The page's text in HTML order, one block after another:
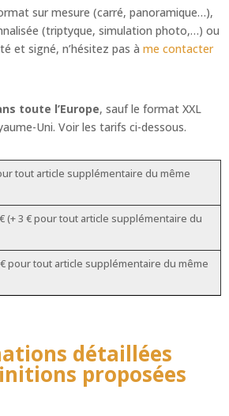
sur mesure (carré, panoramique…),
(triptyque, simulation photo,…) ou
et signé, n’hésitez pas à me contacter
toute l’Europe, sauf le format XXL
Uni. Voir les tarifs ci-dessous.
tout article supplémentaire du même
(+ 3 € pour tout article supplémentaire du
€ pour tout article supplémentaire du même
détaillées
proposées